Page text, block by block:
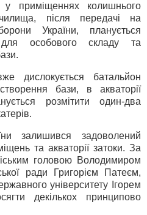
приміщеннях колишнього
після передачі на
України, планується
для особового складу та
дислокується батальйон
бази, в акваторії
розмітити один-два
залишився задоволений
та акваторії затоки. За
головою Володимиром
ради Григорієм Патеєм,
університету Ігорем
декількох принципово